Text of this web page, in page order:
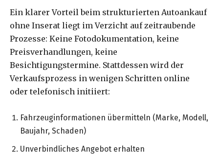
Ein klarer Vorteil beim strukturierten Autoankauf
ohne Inserat liegt im Verzicht auf zeitraubende
Prozesse: Keine Fotodokumentation, keine
Preisverhandlungen, keine
Besichtigungstermine. Stattdessen wird der
Verkaufsprozess in wenigen Schritten online
oder telefonisch initiiert:
Fahrzeuginformationen übermitteln (Marke, Modell,
Baujahr, Schaden)
Unverbindliches Angebot erhalten